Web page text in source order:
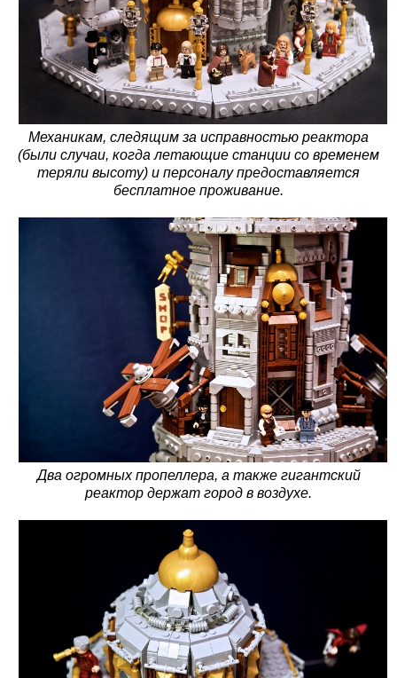
Механикам, следящим за исправностью реактора
(были случаи, когда летающие станции со временем
теряли высоту) и персоналу предоставляется
бесплатное проживание.
Два огромных пропеллера, а также гигантский
реактор держат город в воздухе.